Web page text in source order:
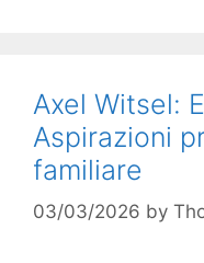
Axel Witsel:
Aspirazioni
familiare
03/03/2026 by